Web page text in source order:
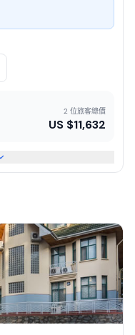
2 位旅客總價
US $11,632